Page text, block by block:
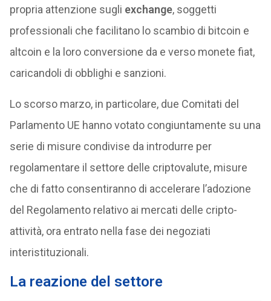
propria attenzione sugli exchange, soggetti
professionali che facilitano lo scambio di bitcoin e
altcoin e la loro conversione da e verso monete fiat,
caricandoli di obblighi e sanzioni.
Lo scorso marzo, in particolare, due Comitati del
Parlamento UE hanno votato congiuntamente su una
serie di misure condivise da introdurre per
regolamentare il settore delle criptovalute, misure
che di fatto consentiranno di accelerare l’adozione
del Regolamento relativo ai mercati delle cripto-
attività, ora entrato nella fase dei negoziati
interistituzionali.
La reazione del settore